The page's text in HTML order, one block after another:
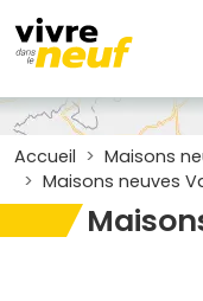
Accueil Maisons
Maisons neuves